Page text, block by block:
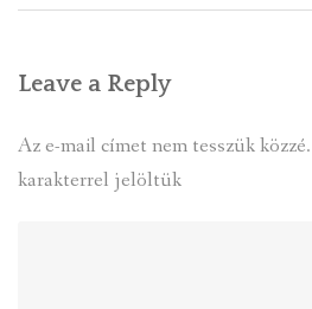
Leave a Reply
Az e-mail címet nem tesszük közzé.
karakterrel jelöltük